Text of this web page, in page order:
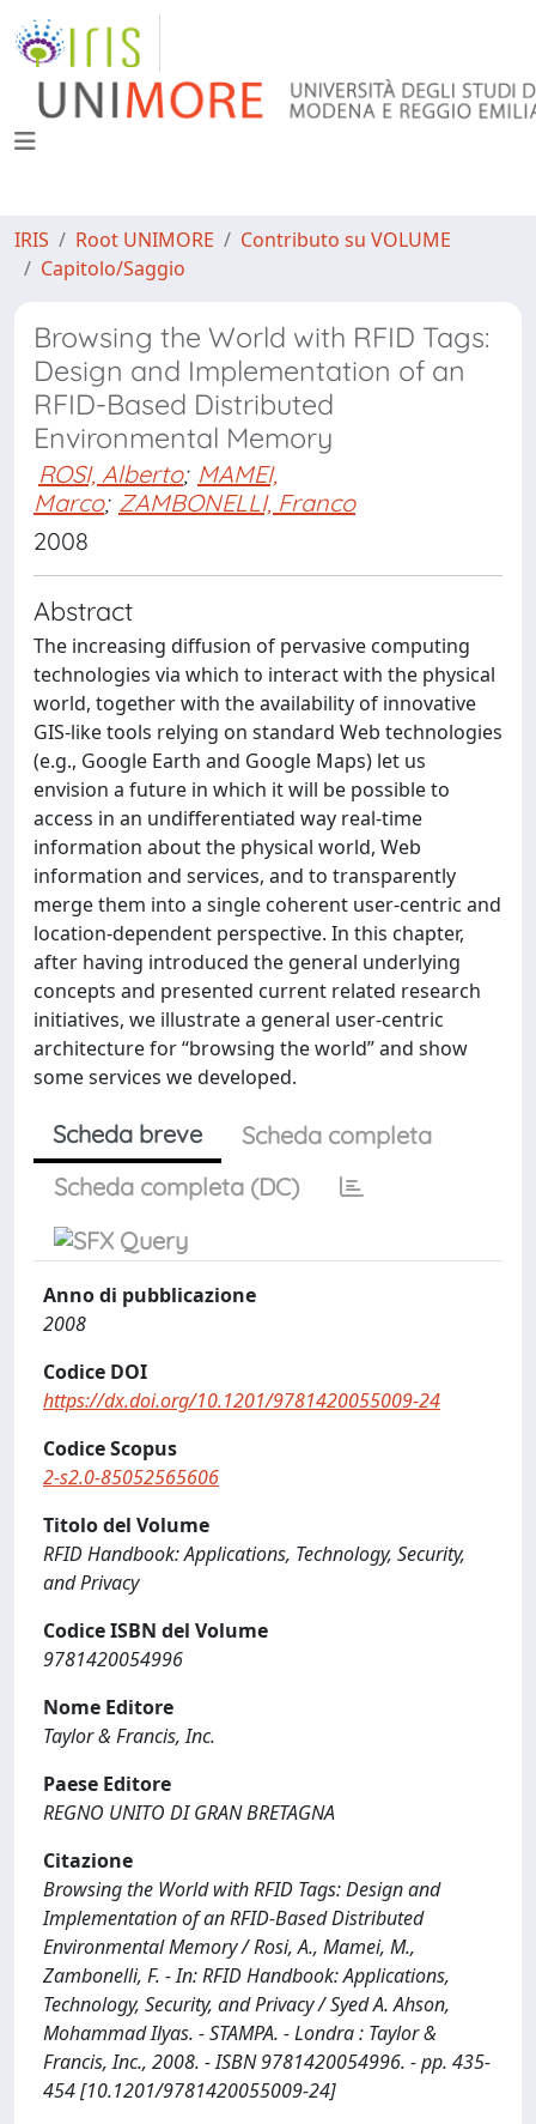
IRIS Root UNIMORE
Contributo su VOLUME
Capitolo/Saggio
Browsing the World with RFID Tags:
Design and Implementation of an
RFID-Based Distributed
Environmental Memory
ROSI, Alberto; MAMEI,
Marco; ZAMBONELLI, Franco
2008
Abstract
The increasing diffusion of pervasive computing
technologies via which to interact with the physical
world, together with the availability of innovative
GIS-like tools relying on standard Web technologies
(e.g., Google Earth and Google Maps) let us
envision a future in which it will be possible to
access in an undifferentiated way real-time
information about the physical world, Web
information and services, and to transparently
merge them into a single coherent user-centric and
location-dependent perspective. In this chapter,
after having introduced the general underlying
concepts and presented current related research
initiatives, we illustrate a general user-centric
architecture for “browsing the world” and show
some services we developed.
Scheda breve
Scheda completa
Scheda completa (DC)
Anno di pubblicazione
2008
Codice DOI
https://dx.doi.org/10.1201/9781420055009-24
Codice Scopus
2-s2.0-85052565606
Titolo del Volume
RFID Handbook: Applications, Technology, Security,
and Privacy
Codice ISBN del Volume
9781420054996
Nome Editore
Taylor & Francis, Inc.
Paese Editore
REGNO UNITO DI GRAN BRETAGNA
Citazione
Browsing the World with RFID Tags: Design and
Implementation of an RFID-Based Distributed
Environmental Memory / Rosi, A., Mamei, M.,
Zambonelli, F. - In: RFID Handbook: Applications,
Technology, Security, and Privacy / Syed A. Ahson,
Mohammad Ilyas. - STAMPA. - Londra : Taylor &
Francis, Inc., 2008. - ISBN 9781420054996. - pp. 435-
454 [10.1201/9781420055009-24]